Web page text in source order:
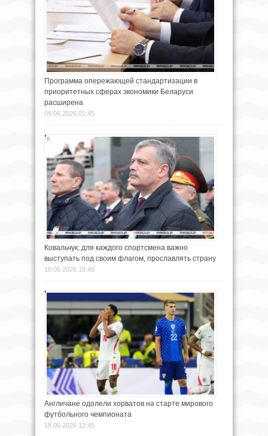
Программа опережающей стандартизации в
приоритетных сферах экономики Беларуси
расширена
09.06.2026 01:45
Ковальчук: для каждого спортсмена важно
выступать под своим флагом, прославлять страну
10.05.2026 18:46
Англичане одолели хорватов на старте мирового
футбольного чемпионата
18.06.2026 12:45